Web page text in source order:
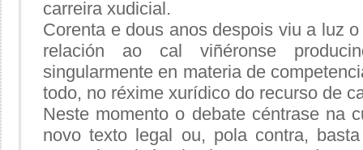
carreira xudicial.
Corenta e dous anos despois viu a luz
relación ao cal viñéronse
singularmente en materia de
todo, no réxime xurídico do recurso de
Neste momento o debate céntrase na
novo texto legal ou, pola contra,